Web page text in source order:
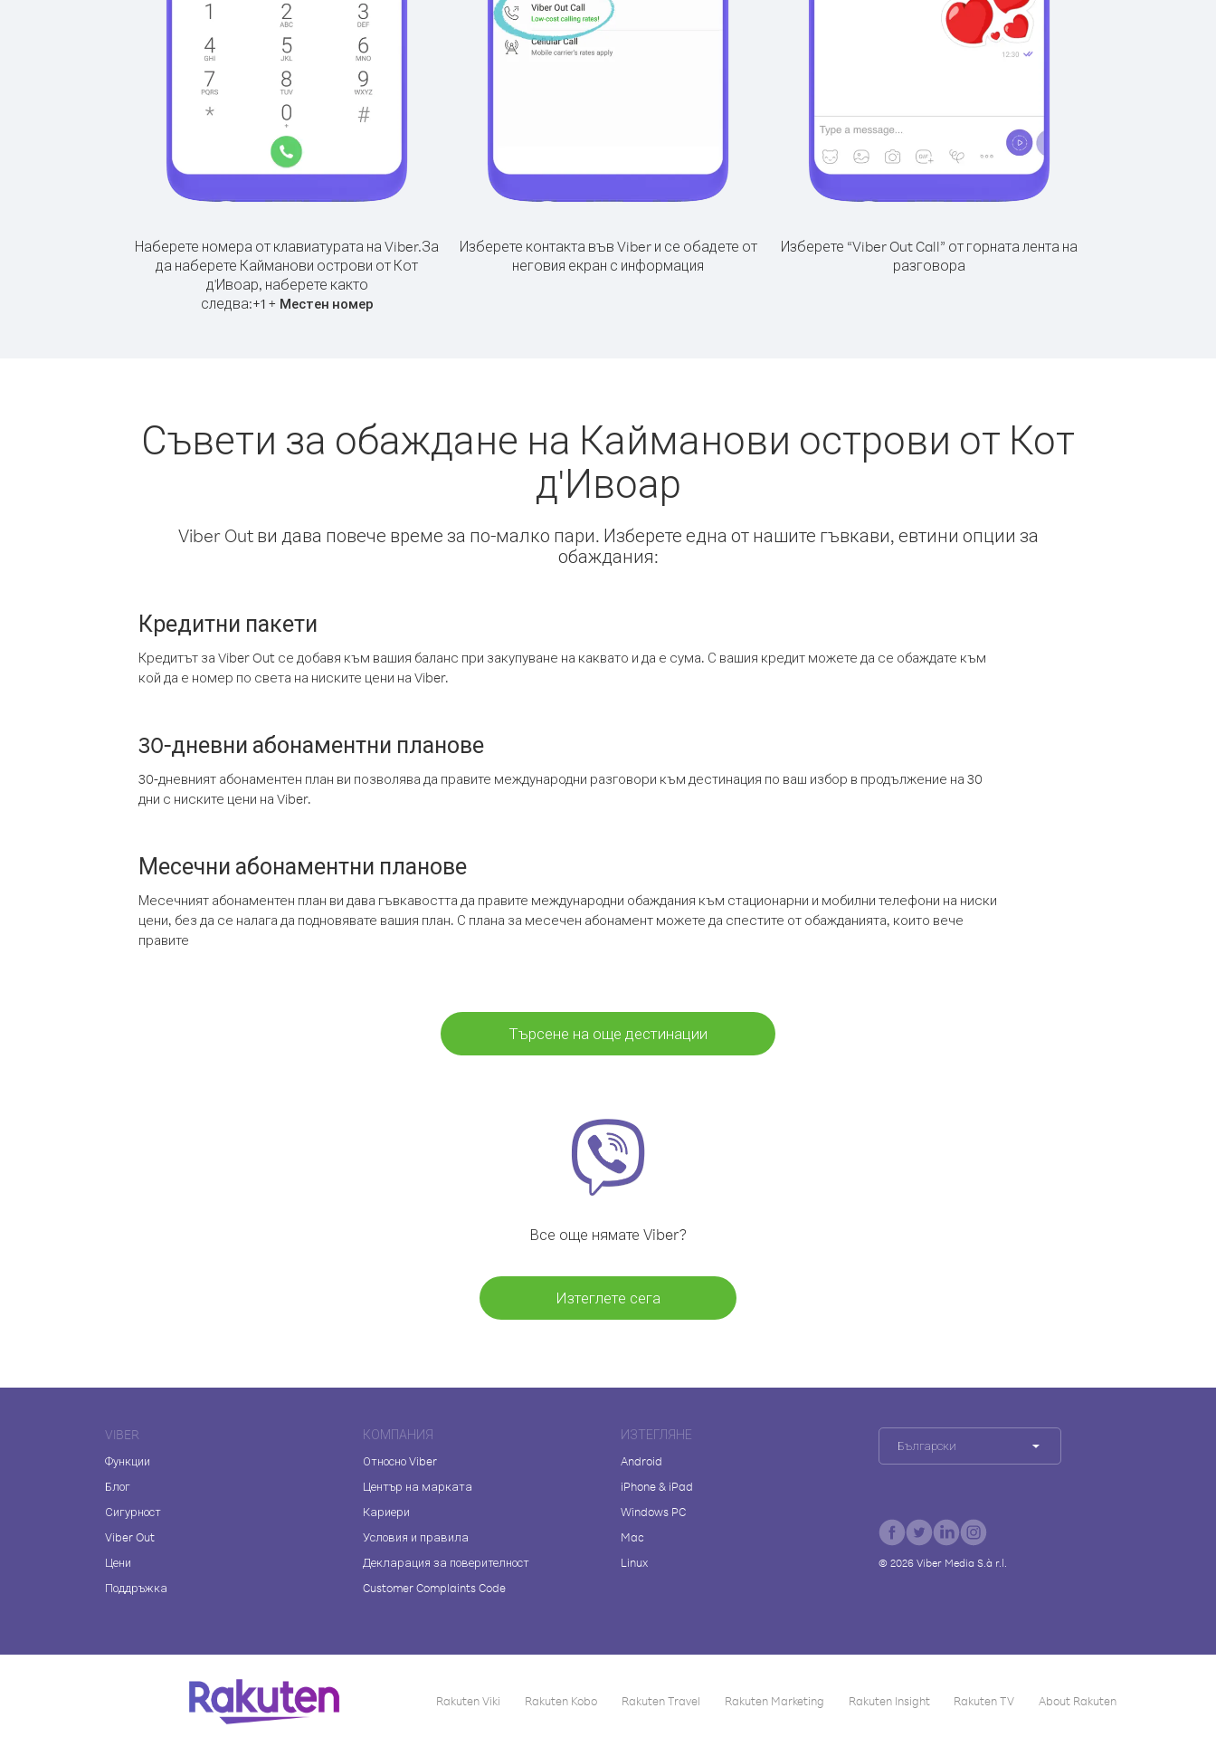
Наберете номера от клавиатурата на Viber.За
да наберете Кайманови острови от Кот
д'Ивоар, наберете както
следва:+1+ Местен номер
Изберете контакта във Viber и се обадете от
неговия екран с информация
Изберете “Viber Out Call” от горната лента на
разговора
Съвети за обаждане на Кайманови острови от Кот
д'Ивоар
Viber Out ви дава повече време за по-малко пари. Изберете една от нашите гъвкави, евтини опции за
обаждания:
Кредитни пакети
Кредитът за Viber Out се добавя към вашия баланс при закупуване на каквато и да е сума. С вашия кредит можете да се обаждате към
кой да е номер по света на ниските цени на Viber.
30-дневни абонаментни планове
30-дневният абонаментен план ви позволява да правите международни разговори към дестинация по ваш избор в продължение на 30
дни с ниските цени на Viber.
Месечни абонаментни планове
Месечният абонаментен план ви дава гъвкавостта да правите международни обаждания към стационарни и мобилни телефони на ниски
цени, без да се налага да подновявате вашия план. С плана за месечен абонамент можете да спестите от обажданията, които вече
правите
Търсене на още дестинации
Все още нямате Viber?
Изтеглете сега
VIBER
Функции
Блог
Сигурност
Viber Out
Цени
Поддръжка
КОМПАНИЯ
Относно Viber
Център на марката
Кариери
Условия и правила
Декларация за поверителност
Customer Complaints Code
ИЗТЕГЛЯНЕ
Android
iPhone & iPad
Windows PC
Mac
Linux
Български
© 2026 Viber Media S.à r.l.
Rakuten Viki Rakuten Kobo Rakuten Travel Rakuten Marketing Rakuten Insight Rakuten TV About Rakuten